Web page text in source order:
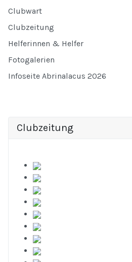
Clubwart
Clubzeitung
Helferinnen & Helfer
Fotogalerien
Infoseite Abrinalacus 2026
Clubzeitung